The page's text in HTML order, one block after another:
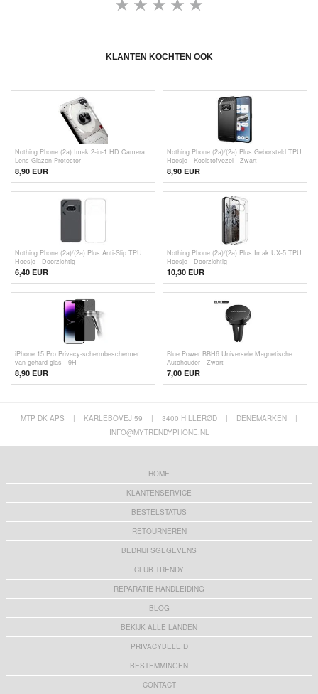
KLANTEN KOCHTEN OOK
Nothing Phone (2a) Imak 2-in-1 HD Camera
Lens Glazen Protector
8,90 EUR
Nothing Phone (2a)/(2a) Plus Geborsteld TPU
Hoesje - Koolstofvezel - Zwart
8,90 EUR
Nothing Phone (2a)/(2a) Plus Anti-Slip TPU
Hoesje - Doorzichtig
6,40 EUR
Nothing Phone (2a)/(2a) Plus Imak UX-5 TPU
Hoesje - Doorzichtig
10,30 EUR
iPhone 15 Pro Privacy-schermbeschermer
van gehard glas - 9H
8,90 EUR
Blue Power BBH6 Universele Magnetische
Autohouder - Zwart
7,00 EUR
MTP DK APS | KARLEBOVEJ 59 | 3400 HILLERØD | DENEMARKEN
|
INFO@MYTRENDYPHONE.NL
HOME
KLANTENSERVICE
BESTELSTATUS
RETOURNEREN
BEDRIJFSGEGEVENS
CLUB TRENDY
REPARATIE HANDLEIDING
BLOG
BEKIJK ALLE LANDEN
PRIVACYBELEID
BESTEMMINGEN
CONTACT